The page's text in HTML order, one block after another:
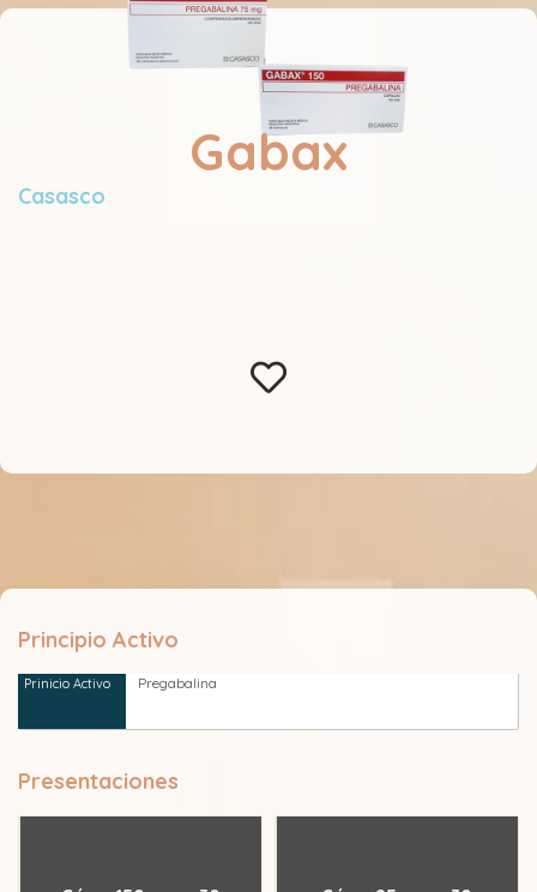
Gabax
Casasco
Principio Activo
Pregabalina
Presentaciones